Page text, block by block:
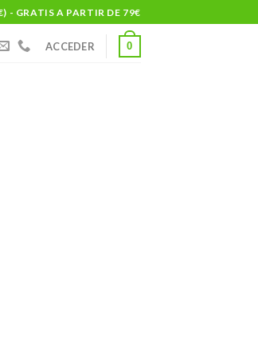
- GRATIS A PARTIR DE 79€
ACCEDER 0